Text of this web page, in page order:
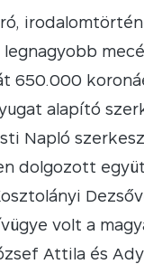
650.000
alapító
Napló
dolgozott
volt a
Attila és